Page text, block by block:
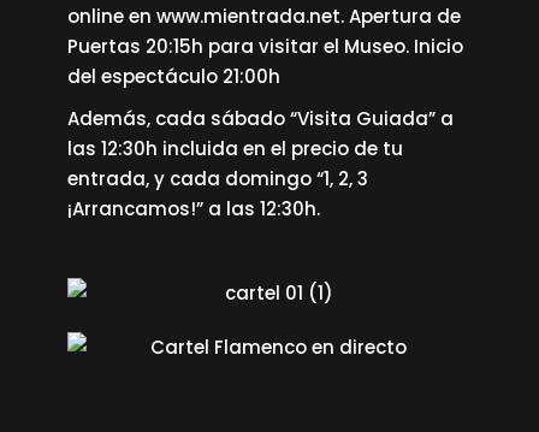
online enwww.mientrada.net. Apertura de
Puertas 20:15h para visitar el Museo. Inicio
del espectáculo 21:00h
Además, cada sábado “Visita Guiada” a
las 12:30h incluida en el precio de tu
entrada, y cada domingo “1, 2, 3
¡Arrancamos!” a las 12:30h.